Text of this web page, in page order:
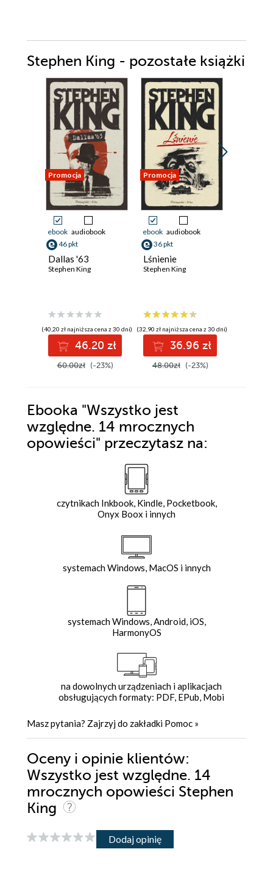
Stephen King - pozostałe książki
Promocja
ebook audiobook
46 pkt
Dallas '63
Stephen King
(40,20 zł najniższa cena z 30 dni)
46.20 zł
60.00zł (-23%)
Promocja
ebook audiobook
36 pkt
Lśnienie
Stephen King
(32,90 zł najniższa cena z 30 dni)
36.96 zł
48.00zł (-23%)
Ebooka "Wszystko jest
względne. 14 mrocznych
opowieści" przeczytasz na:
czytnikach Inkbook, Kindle, Pocketbook,
Onyx Boox i innych
systemach Windows, MacOS i innych
systemach Windows, Android, iOS,
HarmonyOS
na dowolnych urządzeniach i aplikacjach
obsługujących formaty: PDF, EPub, Mobi
Masz pytania? Zajrzyj do zakładki Pomoc »
Oceny i opinie klientów:
Wszystko jest względne. 14
mrocznych opowieści Stephen
King
Dodaj opinię